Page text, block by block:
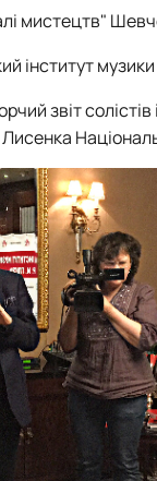
мистецтв"
інститут
звіт